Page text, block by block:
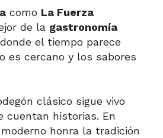
como La Fuerza
de la gastronomía
el tiempo parece
es cercano y los sabores
clásico sigue vivo
cuentan historias. En
honra la tradición